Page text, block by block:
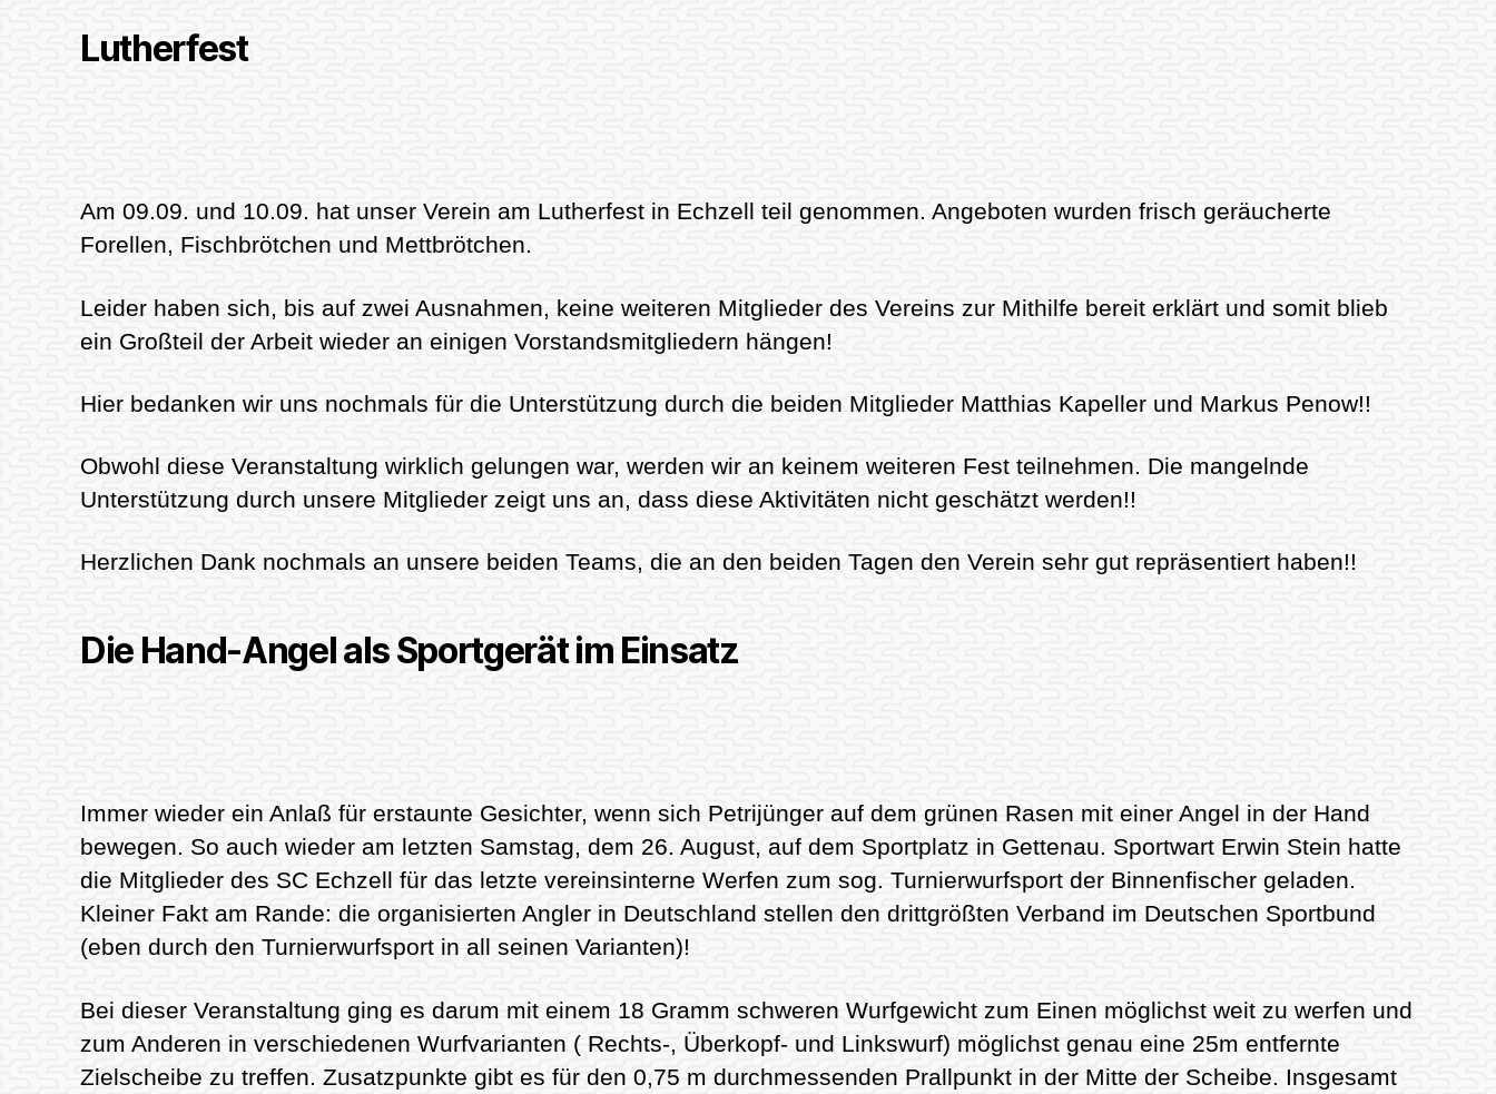
Lutherfest
Am 09.09. und 10.09. hat unser Verein am Lutherfest in Echzell teil genommen. Angeboten wurden frisch geräucherte
Forellen, Fischbrötchen und Mettbrötchen.
Leider haben sich, bis auf zwei Ausnahmen, keine weiteren Mitglieder des Vereins zur Mithilfe bereit erklärt und somit blieb
ein Großteil der Arbeit wieder an einigen Vorstandsmitgliedern hängen!
Hier bedanken wir uns nochmals für die Unterstützung durch die beiden Mitglieder Matthias Kapeller und Markus Penow!!
Obwohl diese Veranstaltung wirklich gelungen war, werden wir an keinem weiteren Fest teilnehmen. Die mangelnde
Unterstützung durch unsere Mitglieder zeigt uns an, dass diese Aktivitäten nicht geschätzt werden!!
Herzlichen Dank nochmals an unsere beiden Teams, die an den beiden Tagen den Verein sehr gut repräsentiert haben!!
Die Hand-Angel als Sportgerät im Einsatz
Immer wieder ein Anlaß für erstaunte Gesichter, wenn sich Petrijünger auf dem grünen Rasen mit einer Angel in der Hand
bewegen. So auch wieder am letzten Samstag, dem 26. August, auf dem Sportplatz in Gettenau. Sportwart Erwin Stein hatte
die Mitglieder des SC Echzell für das letzte vereinsinterne Werfen zum sog. Turnierwurfsport der Binnenfischer geladen.
Kleiner Fakt am Rande: die organisierten Angler in Deutschland stellen den drittgrößten Verband im Deutschen Sportbund
(eben durch den Turnierwurfsport in all seinen Varianten)!
Bei dieser Veranstaltung ging es darum mit einem 18 Gramm schweren Wurfgewicht zum Einen möglichst weit zu werfen und
zum Anderen in verschiedenen Wurfvarianten ( Rechts-, Überkopf- und Linkswurf) möglichst genau eine 25m entfernte
Zielscheibe zu treffen. Zusatzpunkte gibt es für den 0,75 m durchmessenden Prallpunkt in der Mitte der Scheibe. Insgesamt